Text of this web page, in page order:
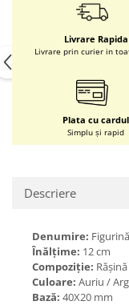
Livrare Rapida
Livrare prin curier in
Plata cu cardul
Simplu și rapid
Descriere
Denumire:
Înălțime: 12cm
Compoziție: Rășină
Culoare: Auriu /
Bază: 40X20 mm